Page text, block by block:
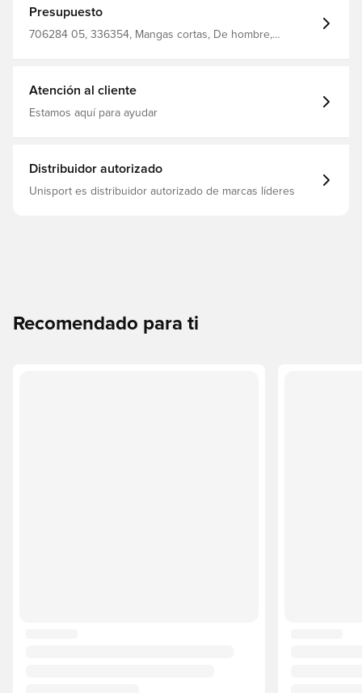
Presupuesto
706284 05, 336354, Mangas cortas, De hombre,
(Fun/001), Verde, Sin calcetín
Atención al cliente
Estamos aquí para ayudar
Distribuidor autorizado
Unisport es distribuidor autorizado de marcas líderes
Recomendado para ti